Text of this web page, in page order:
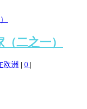
二之一）
欧洲 | 0 |